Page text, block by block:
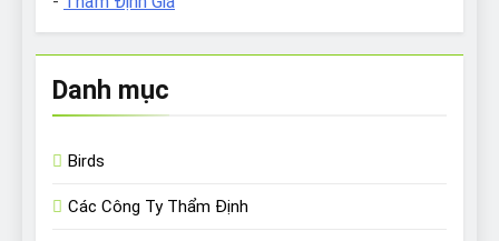
Danh mục
Birds
Các Công Ty Thẩm Định